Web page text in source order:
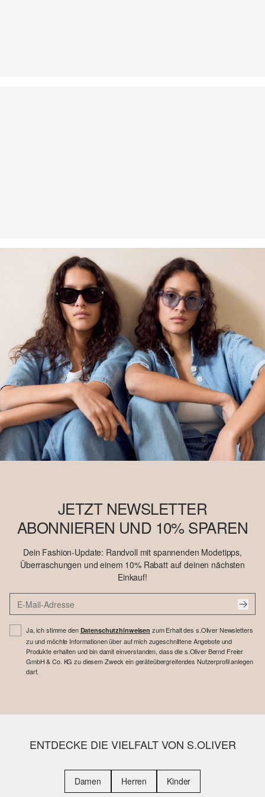
JETZT NEWSLETTER
ABONNIEREN UND 10% SPAREN
Dein Fashion-Update: Randvoll mit spannenden Modetipps,
Überraschungen und einem 10% Rabatt auf deinen nächsten
Einkauf!
Ja, ich stimme den Datenschutzhinweisen zum Erhalt des s.Oliver Newsletters
zu und möchte Informationen über auf mich zugeschnittene Angebote und
Produkte erhalten und bin damit einverstanden, dass die s.Oliver Bernd Freier
GmbH & Co. KG zu diesem Zweck ein geräteübergreifendes Nutzerprofil anlegen
darf.
ENTDECKE DIE VIELFALT VON S.OLIVER
Damen Herren Kinder